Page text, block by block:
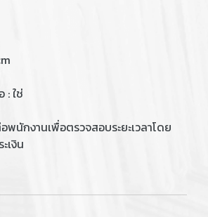
: ใช่
นักงานเพื่อตรวจสอบระยะเวลาโดย
เงิน